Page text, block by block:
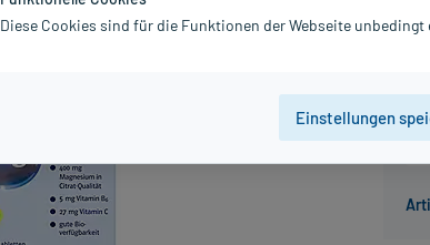
Diese Cookies sind für die Funktionen der Webseite
Einstellungen